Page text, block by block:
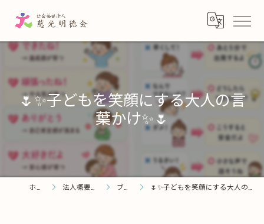
🌷✨子どもを笑顔にする大人の言
葉かけ✨🌷
法人概要・理念 ブログ 🌷✨子どもを笑顔にする大人の言葉かけ✨🌷